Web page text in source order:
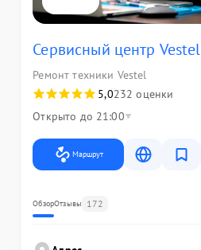
Сервисный центр Vestel
Ремонт техники Vestel
5,0232 оценки
Открыто до 21:00
Маршрут
ОбзорОтзывы 172